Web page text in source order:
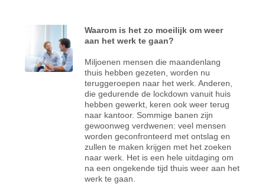
Waarom is het zo moeilijk om weer
aan het werk te gaan?
Miljoenen mensen die maandenlang
thuis hebben gezeten, worden nu
teruggeroepen naar het werk. Anderen,
die gedurende de lockdown vanuit huis
hebben gewerkt, keren ook weer terug
naar kantoor. Sommige banen zijn
gewoonweg verdwenen: veel mensen
worden geconfronteerd met ontslag en
zullen te maken krijgen met het zoeken
naar werk. Het is een hele uitdaging om
na een ongekende tijd thuis weer aan het
werk te gaan.